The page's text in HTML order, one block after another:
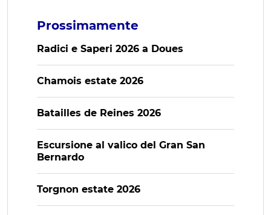
Prossimamente
Radici e Saperi 2026 a Doues
Chamois estate 2026
Batailles de Reines 2026
Escursione al valico del Gran San
Bernardo
Torgnon estate 2026